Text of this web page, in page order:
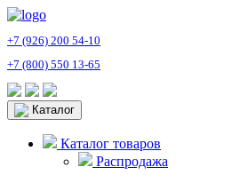
+7 (926) 200 54-10
+7 (800) 550 13-65
Каталог
Каталог товаров
Распродажа